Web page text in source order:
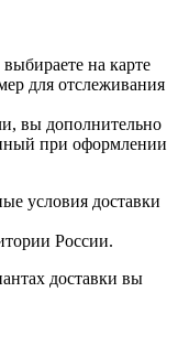
на карте
для отслеживания
вы дополнительно
при оформлении
условия доставки
России.
доставки вы